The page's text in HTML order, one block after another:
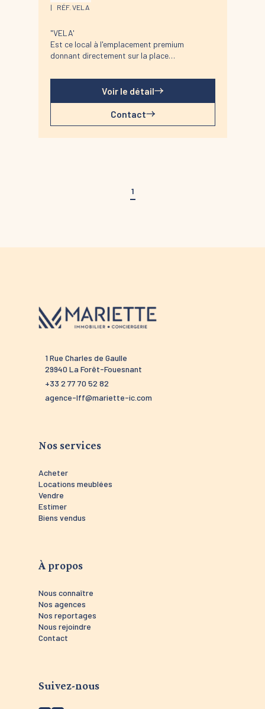
RÉF. VELA
"VELA'
Est ce local à l'emplacement premium
donnant directement sur la place
du centre-ville, dans une rue animée et très
fréquentée, il bénéficie d'une visibilité
Son positionnement stratégique, à deux pas
Voir le détail
Contact
1
1 Rue Charles de Gaulle
29940 La Forêt-Fouesnant
+33 2 77 70 52 82
agence-lff@mariette-ic.com
Nos services
Acheter
Locations meublées
Vendre
Estimer
Biens vendus
À propos
Nous connaître
Nos agences
Nos reportages
Nous rejoindre
Contact
Suivez-nous